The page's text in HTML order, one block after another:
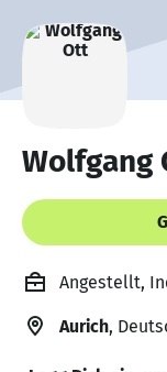
Wolfgang
Angestellt,
Aurich,